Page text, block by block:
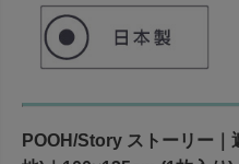
POOH/Story ストーリー｜